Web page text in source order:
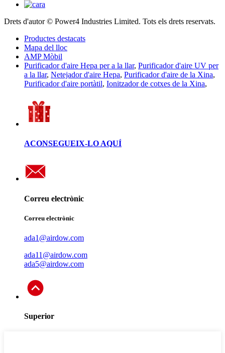
Drets d'autor © Power4 Industries Limited. Tots els drets reservats.
Productes destacats
Mapa del lloc
AMP Mòbil
Purificador d'aire Hepa per a la llar, Purificador d'aire UV per
a la llar, Netejador d'aire Hepa, Purificador d'aire de la Xina,
Purificador d'aire portàtil, Ionitzador de cotxes de la Xina,
ACONSEGUEIX-LO AQUÍ
Correu electrònic
Correu electrònic
ada1@airdow.com
ada11@airdow.com
ada5@airdow.com
Superior